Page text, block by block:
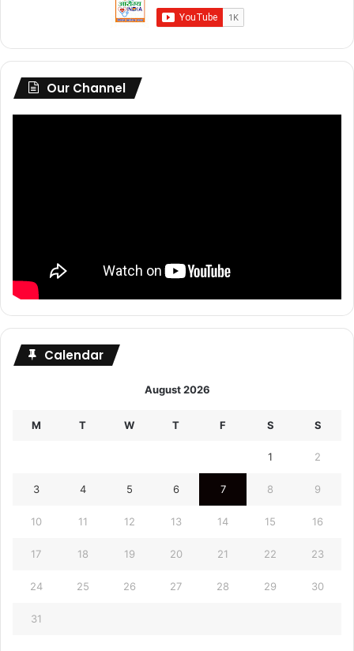
Our Channel
Calendar
August 2026
M T W T F S S
1 2
3 4 5 6 7 8 9
10 11 12 13 14 15 16
17 18 19 20 21 22 23
24 25 26 27 28 29 30
31